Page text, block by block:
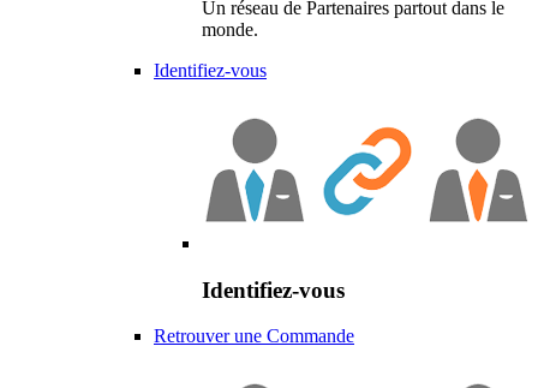
Un réseau de Partenaires partout dans le
monde.
Identifiez-vous
Identifiez-vous
Retrouver une Commande